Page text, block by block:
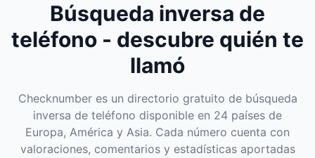
Búsqueda inversa de
teléfono - descubre quién te
llamó
Checknumber es un directorio gratuito de búsqueda
inversa de teléfono disponible en 24 países de
Europa, América y Asia. Cada número cuenta con
valoraciones, comentarios y estadísticas aportadas